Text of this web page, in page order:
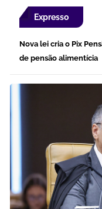
Expresso
Nova lei cria o Pix
de pensão alimentícia